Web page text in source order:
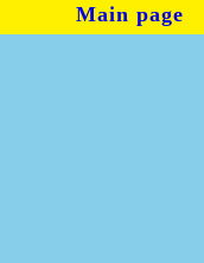
Main page